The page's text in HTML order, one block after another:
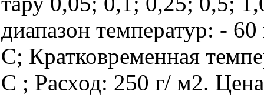
диапазон температур: -
С; Кратковременная
С ; Расход: 250 г/ м2.